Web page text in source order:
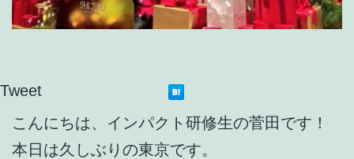
Tweet
こんにちは、インパクト研修生の菅田です！
本日は久しぶりの東京です。